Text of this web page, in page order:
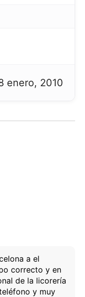
enero, 2010
a el
correcto y en
de la licorería
y muy